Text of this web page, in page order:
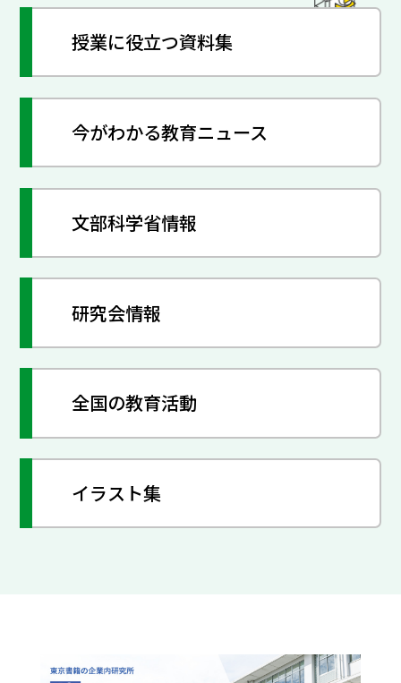
授業に役立つ資料集
今がわかる教育ニュース
文部科学省情報
研究会情報
全国の教育活動
イラスト集